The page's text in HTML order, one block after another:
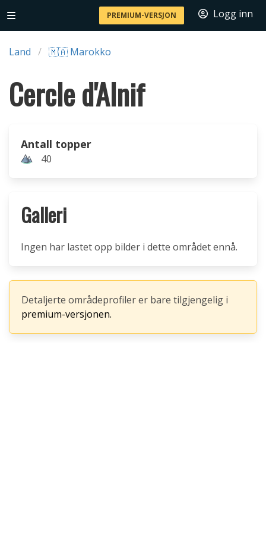
PREMIUM-VERSJON Logg inn
Land 🇲🇦 Marokko
Cercle d'Alnif
Antall topper
40
Galleri
Ingen har lastet opp bilder i dette området ennå.
Detaljerte områdeprofiler er bare tilgjengelig i
premium-versjonen.